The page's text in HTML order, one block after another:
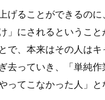
げることができるの
にされるということ
で、本来はその人は
去っていき、「単純
てこなかった人」と